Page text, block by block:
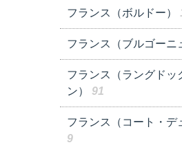
フランス（ボルドー）
フランス（ブルゴーニ
フランス（ラングドッ
ン）
91
フランス（コート・デ
9